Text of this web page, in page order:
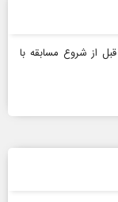
از شروع مسابقه با